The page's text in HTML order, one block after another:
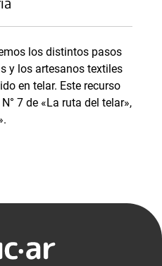
los distintos pasos
y los artesanos textiles
en telar. Este recurso
7 de «La ruta del telar»,